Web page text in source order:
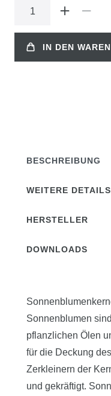
IN DEN
BESCHREIBUNG
WEITERE DETAILS
HERSTELLER
DOWNLOADS
Sonnenblumen
pflanzlichen Ölen
für die Deckung
Zerkleinern der
und gekräftigt.